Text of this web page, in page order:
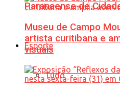
Paranaense de
Esporte
Tudo
Museu de Campo
artista curitibana e
visuais